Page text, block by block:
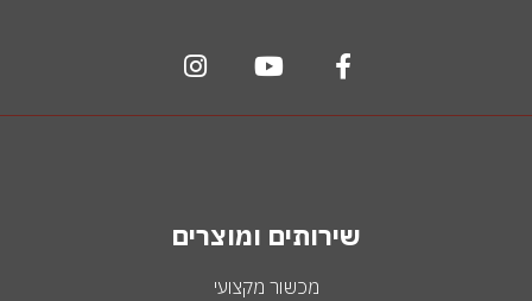
שירותים ומוצרים
מכשור מקצועי